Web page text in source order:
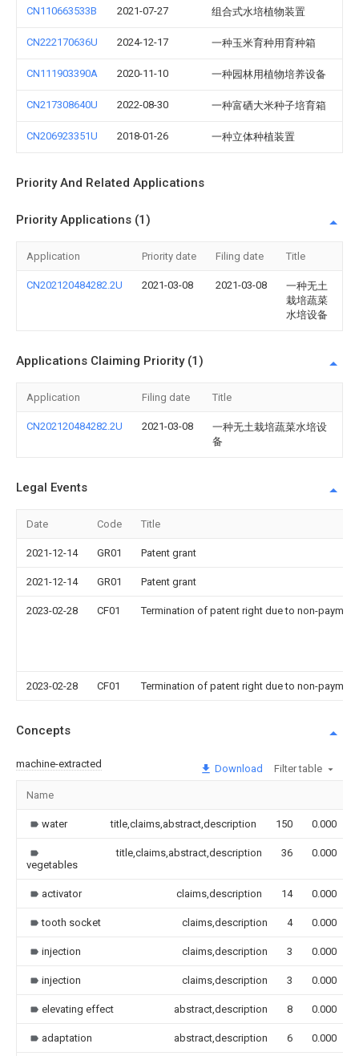
CN110663533B 2021-07-27 组合式水培植物装置
CN222170636U 2024-12-17 一种玉米育种用育种箱
CN111903390A 2020-11-10 一种园林用植物培养设备
CN217308640U 2022-08-30 一种富硒大米种子培育箱
CN206923351U 2018-01-26 一种立体种植装置
Priority And Related Applications
Priority Applications (1)
Application Priority date Filing date Title
CN202120484282.2U 2021-03-08 2021-03-08
一种无土
栽培蔬菜
水培设备
Applications Claiming Priority (1)
Application Filing date Title
CN202120484282.2U 2021-03-08
一种无土栽培蔬菜水培设
备
Legal Events
Date Code Title
2021-12-14 GR01 Patent grant
2021-12-14 GR01 Patent grant
2023-02-28 CF01 Termination of patent right due to non-
2023-02-28 CF01 Termination of patent right due to non-
Concepts
machine-extracted Download Filter table
Name
water title,claims,abstract,description 150 0.000
vegetables
title,claims,abstract,description 36 0.000
activator claims,description 14 0.000
tooth socket claims,description 4 0.000
injection claims,description 3 0.000
injection claims,description 3 0.000
elevating effect abstract,description 8 0.000
adaptation abstract,description 6 0.000